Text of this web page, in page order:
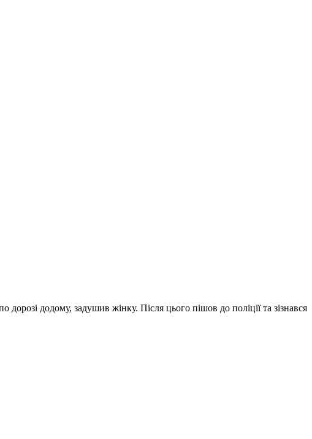
додому, задушив жінку. Після цього пішов до поліції та зізнався